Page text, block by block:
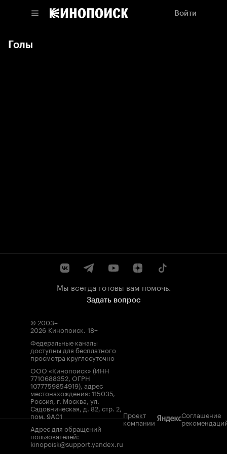
Войти
Голы
Мы всегда готовы вам помочь.
Задать вопрос
© 2003–
2026 Кинопоиск. 18+
Федеральные каналы
доступны для бесплатного
просмотра круглосуточно
ООО «Кинопоиск» (ИНН
7710688352, ОГРН
1077759854919), адрес
местонахождения: 115035,
Россия, г. Москва, ул.
Садовническая, д. 82, стр. 2,
пом. 9А01
Адрес для обращений
пользователей:
kinopoisk@support.yandex.ru
Проект
компании
Соглашение